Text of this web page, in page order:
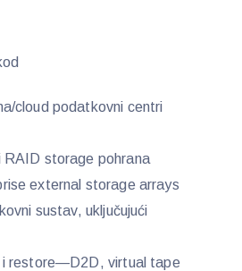
cloud podatkovni centri
storage pohrana
external storage arrays
sustav, uključujući
i restore—D2D, virtual tape